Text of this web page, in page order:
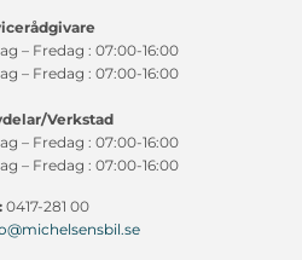
– Fredag : 07:00-16:00
– Fredag : 07:00-16:00
Verkstad
– Fredag : 07:00-16:00
– Fredag : 07:00-16:00
0417-281 00